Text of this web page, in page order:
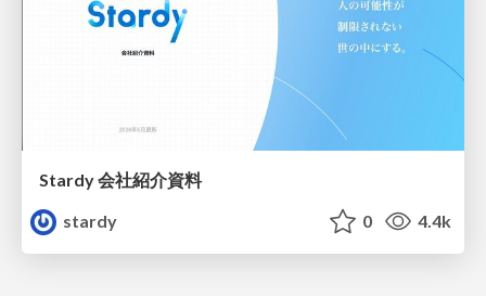
Stardy 会社紹介資料
stardy
0 4.4k